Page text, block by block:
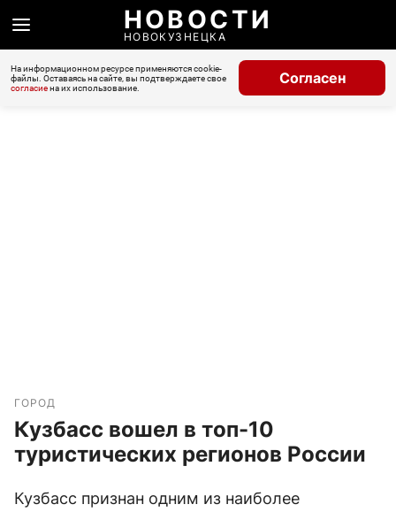
НОВОСТИ
НОВОКУЗНЕЦКА
На информационном ресурсе применяются cookie-
файлы. Оставаясь на сайте, вы подтверждаете свое
согласиена их использование.
Согласен
ГОРОД
Кузбасс вошел в топ-10
туристических регионов России
Кузбасс признан одним из наиболее